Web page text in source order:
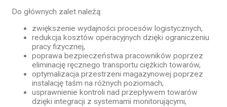
Do głównych zalet należą:
zwiększenie wydajności procesów logistycznych,
redukcja kosztów operacyjnych dzięki ograniczeniu
pracy fizycznej,
poprawa bezpieczeństwa pracowników poprzez
eliminację ręcznego transportu ciężkich towarów,
optymalizacja przestrzeni magazynowej poprzez
instalację taśm na różnych poziomach,
usprawnienie kontroli nad przepływem towarów
dzięki integracji z systemami monitorującymi,